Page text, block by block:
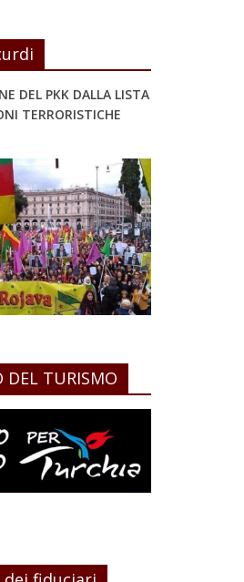
DEL PKK DALLA LISTA
TERRORISTICHE
DEL TURISMO